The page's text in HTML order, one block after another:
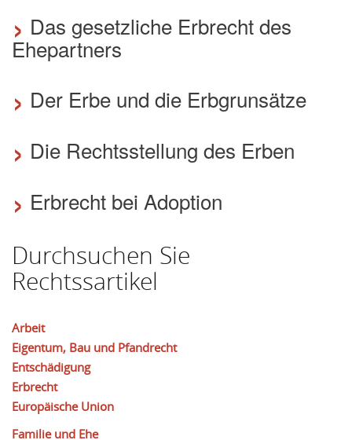
› Das gesetzliche Erbrecht des
Ehepartners
› Der Erbe und die Erbgrunsätze
› Die Rechtsstellung des Erben
› Erbrecht bei Adoption
Durchsuchen Sie
Rechtssartikel
Arbeit
Eigentum, Bau und Pfandrecht
Entschädigung
Erbrecht
Europäische Union
Familie und Ehe